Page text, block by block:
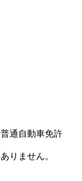
通自動車免許
りません。